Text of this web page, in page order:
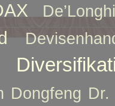
De’Longhi
Dongfeng Dr.